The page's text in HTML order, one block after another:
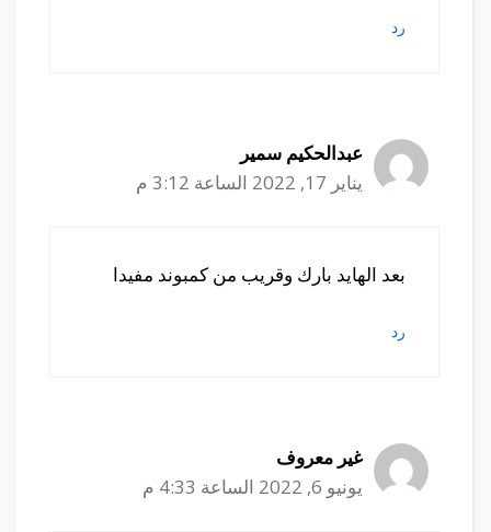
رد
عبدالحكيم سمير
يناير 17, 2022 الساعة 3:12 م
بعد الهايد بارك وقريب من كمبوند مفيدا
رد
غير معروف
يونيو 6, 2022 الساعة 4:33 م